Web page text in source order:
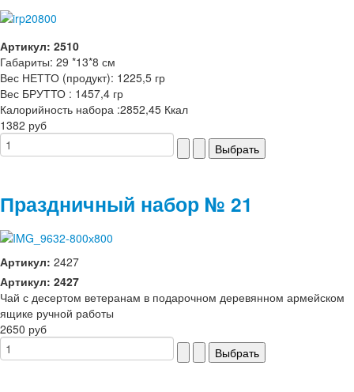
Артикул: 2510
Габариты: 29 *13*8 см
Вес НЕТТО (продукт): 1225,5 гр
Вес БРУТТО : 1457,4 гр
Калорийность набора :2852,45 Ккал
1382 руб
Праздничный набор № 21
Артикул: 2427
Артикул: 2427
Чай с десертом ветеранам в подарочном деревянном армейском
ящике ручной работы
2650 руб